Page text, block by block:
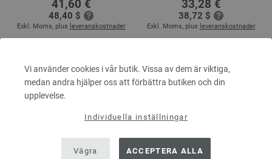
Vi använder cookies i vår butik. Vissa av dem är viktiga,
medan andra hjälper oss att förbättra butiken och din
upplevelse.
Individuella inställningar
Vägra ACCEPTERA ALLA
41,60 €
48,40 $
Exkl. Moms, plus leveranskostnader
33,28 €
38,72 $
Exkl. Moms, plus leveranskostnader